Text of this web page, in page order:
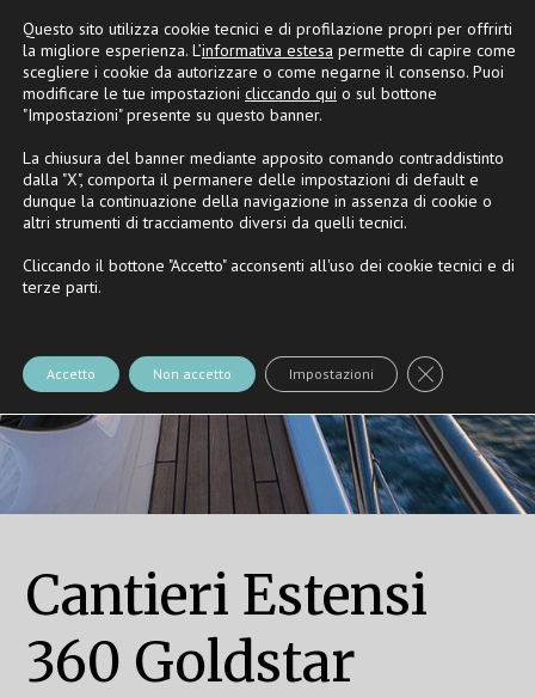
PartnerRivaeNautica Casarola
Cantieri Estensi
360 Goldstar
Questo sito utilizza cookie tecnici e di profilazione propri per offrirti
la migliore esperienza. L’informativa estesa permette di capire come
scegliere i cookie da autorizzare o come negarne il consenso. Puoi
modificare le tue impostazioni cliccando qui o sul bottone
"Impostazioni" presente su questo banner.
La chiusura del banner mediante apposito comando contraddistinto
dalla "X", comporta il permanere delle impostazioni di default e
dunque la continuazione della navigazione in assenza di cookie o
altri strumenti di tracciamento diversi da quelli tecnici.
Cliccando il bottone "Accetto" acconsenti all'uso dei cookie tecnici e di
terze parti.
Accetto Non accetto Impostazioni Close GDPR